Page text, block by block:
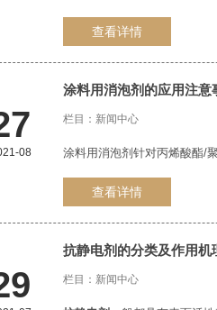
查看详情
08
涂料用消泡剂的应用注意
栏目： 新闻中心
涂料用消泡剂针对丙烯酸酯/
查看详情
抗静电剂 的分类及作用机
栏目： 新闻中心